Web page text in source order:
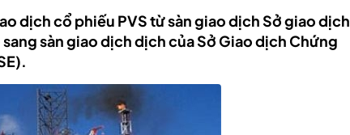
dịch cổ phiếu PVS từ sàn giao dịch Sở giao dịch
sàn giao dịch dịch của Sở Giao dịch Chứng